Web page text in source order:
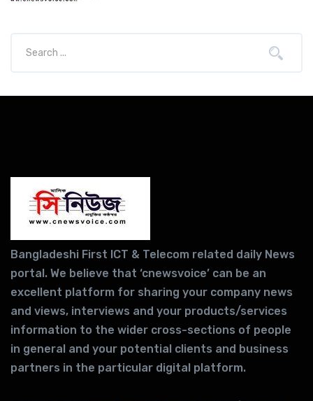
Bangladeshi First ICT & Telecom related daily News
portal. We believe that ‘cnewsvoice’ can be an
excellent platform for sharing your company news
and views, interviews and your products/services
information to the wider cross-sections of people
in general and your potential clients and business
partners in the particular digital platform.